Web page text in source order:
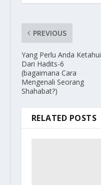
PREVIOUS
Yang Perlu Anda Ketahui
Dari Hadits-6
(bagaimana Cara
Mengenali Seorang
Shahabat?)
RELATED POSTS